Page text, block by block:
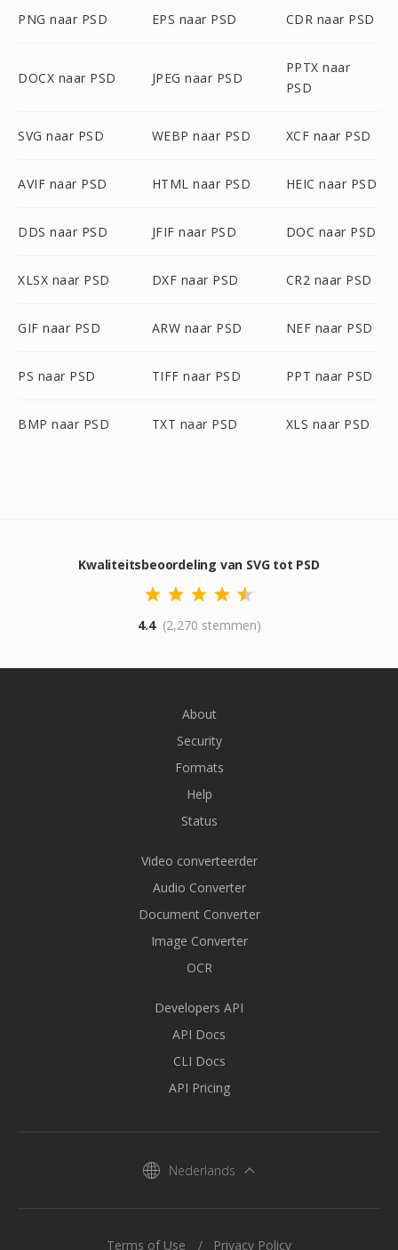
PNG naar PSD EPS naar PSD CDR naar PSD
DOCX naar PSD JPEG naar PSD
PPTX naar
PSD
SVG naar PSD WEBP naar PSD XCF naar PSD
AVIF naar PSD HTML naar PSD HEIC naar PSD
DDS naar PSD JFIF naar PSD DOC naar PSD
XLSX naar PSD DXF naar PSD CR2 naar PSD
GIF naar PSD ARW naar PSD NEF naar PSD
PS naar PSD TIFF naar PSD PPT naar PSD
BMP naar PSD TXT naar PSD XLS naar PSD
Kwaliteitsbeoordeling van SVG tot PSD
4.4 (2,270 stemmen)
About
Security
Formats
Help
Status
Video converteerder
Audio Converter
Document Converter
Image Converter
OCR
Developers API
API Docs
CLI Docs
API Pricing
Nederlands
Terms of Use Privacy Policy